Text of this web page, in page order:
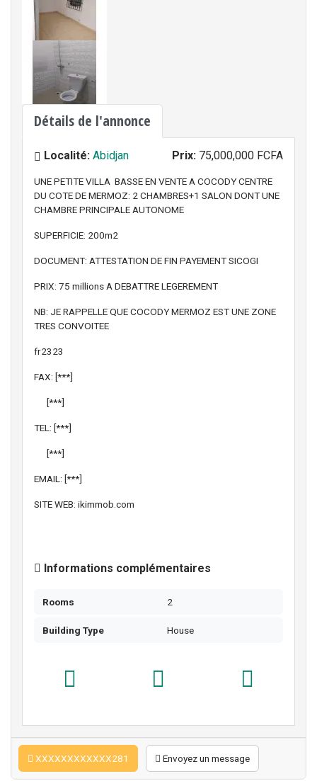
Détails de l'annonce
Localité: Abidjan Prix: 75,000,000 FCFA
UNE PETITE VILLA BASSE EN VENTE A COCODY CENTRE
DU COTE DE MERMOZ: 2 CHAMBRES+1 SALON DONT UNE
CHAMBRE PRINCIPALE AUTONOME
SUPERFICIE: 200m2
DOCUMENT: ATTESTATION DE FIN PAYEMENT SICOGI
PRIX: 75 millions A DEBATTRE LEGEREMENT
NB: JE RAPPELLE QUE COCODY MERMOZ EST UNE ZONE
TRES CONVOITEE
fr2323
FAX: [***]
[***]
TEL: [***]
[***]
EMAIL: [***]
SITE WEB: ikimmob.com
Informations complémentaires
Rooms 2
Building Type House
XXXXXXXXXXXX281 Envoyez un message